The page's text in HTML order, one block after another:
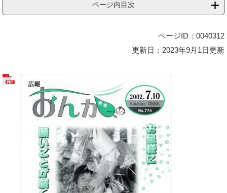
ページ内目次
ページID：0040312
更新日：2023年9月1日更新